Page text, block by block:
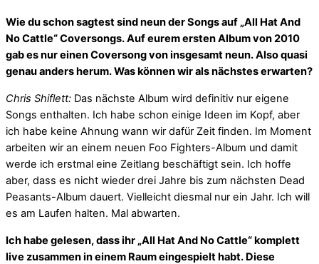
Wie du schon sagtest sind neun der Songs auf „All Hat And
No Cattle“ Coversongs. Auf eurem ersten Album von 2010
gab es nur einen Coversong von insgesamt neun. Also quasi
genau anders herum. Was können wir als nächstes erwarten?
Chris Shiflett: Das nächste Album wird definitiv nur eigene
Songs enthalten. Ich habe schon einige Ideen im Kopf, aber
ich habe keine Ahnung wann wir dafür Zeit finden. Im Moment
arbeiten wir an einem neuen Foo Fighters-Album und damit
werde ich erstmal eine Zeitlang beschäftigt sein. Ich hoffe
aber, dass es nicht wieder drei Jahre bis zum nächsten Dead
Peasants-Album dauert. Vielleicht diesmal nur ein Jahr. Ich will
es am Laufen halten. Mal abwarten.
Ich habe gelesen, dass ihr „All Hat And No Cattle“ komplett
live zusammen in einem Raum eingespielt habt. Diese